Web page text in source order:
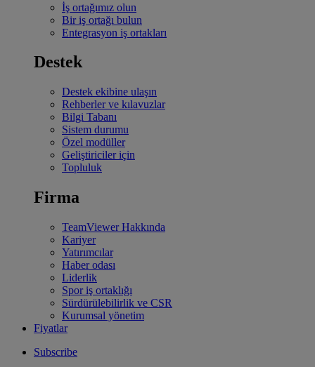
İş ortağımız olun
Bir iş ortağı bulun
Entegrasyon iş ortakları
Destek
Destek ekibine ulaşın
Rehberler ve kılavuzlar
Bilgi Tabanı
Sistem durumu
Özel modüller
Geliştiriciler için
Topluluk
Firma
TeamViewer Hakkında
Kariyer
Yatırımcılar
Haber odası
Liderlik
Spor iş ortaklığı
Sürdürülebilirlik ve CSR
Kurumsal yönetim
Fiyatlar
Subscribe